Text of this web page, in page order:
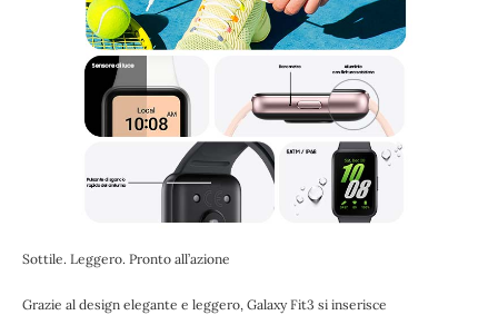
Sottile. Leggero. Pronto all’azione
Grazie al design elegante e leggero, Galaxy Fit3 si inserisce